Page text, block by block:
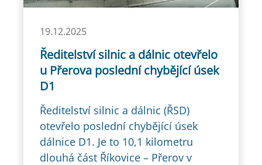
19.12.2025
Ředitelství silnic a dálnic otevřelo
u Přerova poslední chybějící úsek
D1
Ředitelství silnic a dálnic (ŘSD)
otevřelo poslední chybějící úsek
dálnice D1. Je to 10,1 kilometru
dlouhá část Říkovice – Přerov v